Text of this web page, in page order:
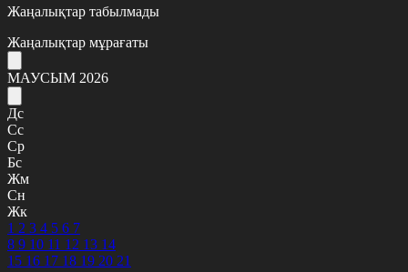
Жаңалықтар табылмады
Жаңалықтар мұрағаты
МАУСЫМ 2026
Дс
Сс
Ср
Бс
Жм
Сн
Жк
1 2 3 4 5 6 7
8 9 10 11 12 13 14
15 16 17 18 19 20 21